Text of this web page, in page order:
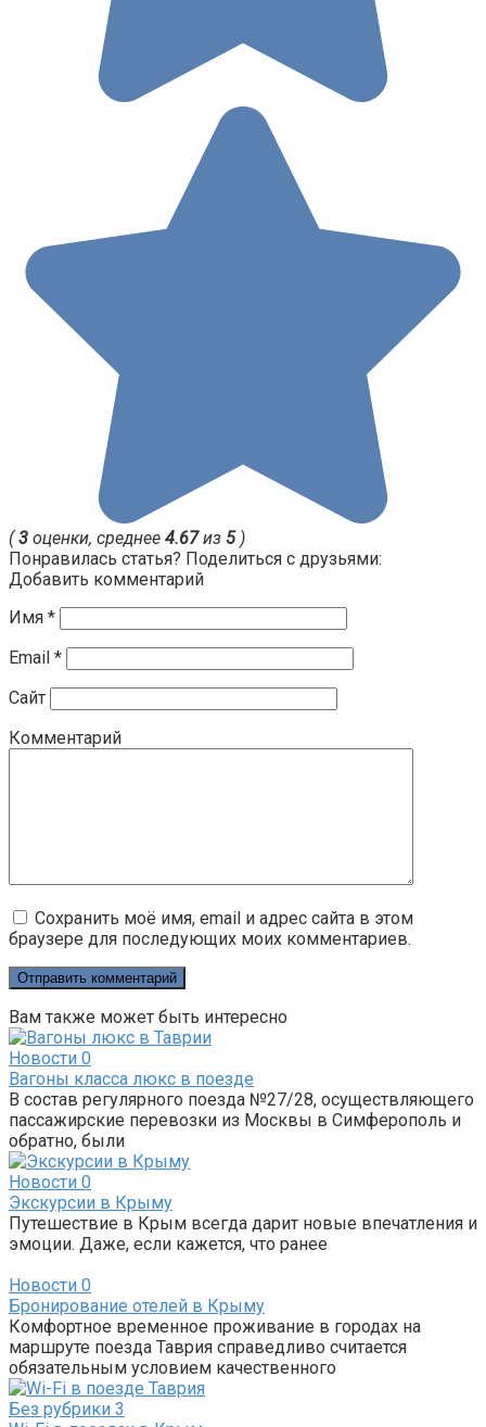
(3 оценки, среднее 4.67из 5)
Понравилась статья? Поделиться с друзьями:
Добавить комментарий
Имя *
Email *
Сайт
Комментарий
Сохранить моё имя, email и адрес сайта в этом
браузере для последующих моих комментариев.
Вам также может быть интересно
Новости 0
Вагоны класса люкс в поезде
В состав регулярного поезда №27/28, осуществляющего
пассажирские перевозки из Москвы в Симферополь и
обратно, были
Новости 0
Экскурсии в Крыму
Путешествие в Крым всегда дарит новые впечатления и
эмоции. Даже, если кажется, что ранее
Новости 0
Бронирование отелей в Крыму
Комфортное временное проживание в городах на
маршруте поезда Таврия справедливо считается
обязательным условием качественного
Без рубрики 3